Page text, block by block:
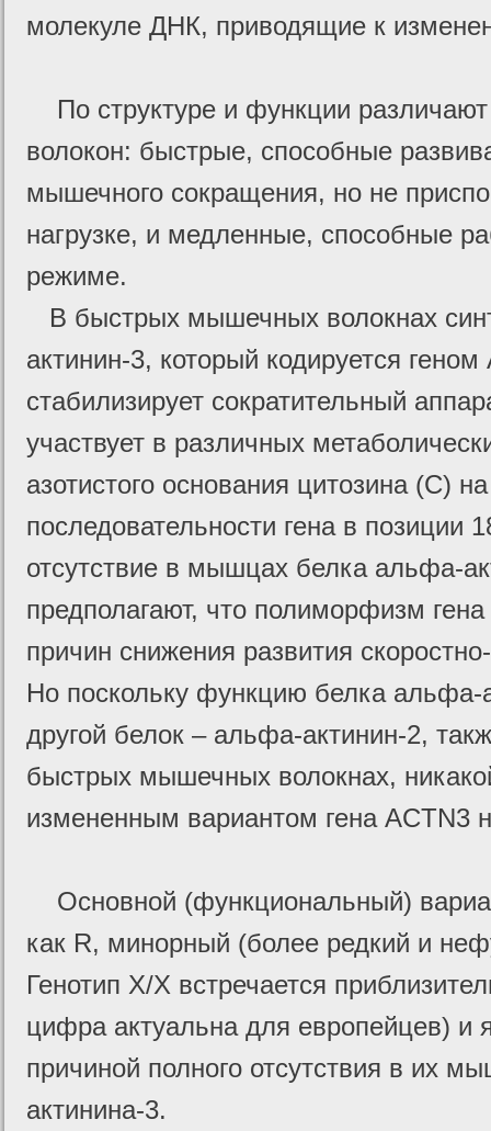
молекуле ДНК, приводящие к
По структуре и функции
волокон: быстрые, способные
мышечного сокращения, но не
нагрузке, и медленные, способные
режиме.
В быстрых мышечных волокнах
актинин-3, который кодируется
стабилизирует сократительный
участвует в различных
азотистого основания цитозина (С)
последовательности гена в позиции
отсутствие в мышцах белка альфа-
предполагают, что полиморфизм
причин снижения развития
Но поскольку функцию белка альфа-
другой белок – альфа-актинин-2,
быстрых мышечных волокнах,
измененным вариантом гена ACTN3
Основной (функциональный)
как R, минорный (более редкий и
Генотип Х/Х встречается
цифра актуальна для европейцев) и
причиной полного отсутствия в их
актинина-3.